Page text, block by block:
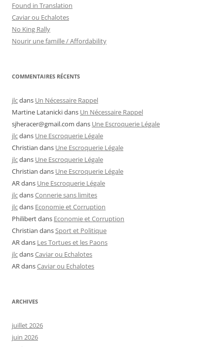
Found in Translation
Caviar ou Echalotes
No King Rally
Nourir une famille / Affordability
COMMENTAIRES RÉCENTS
jlcdans Un Nécessaire Rappel
Martine Latanickidans Un Nécessaire Rappel
sjheracer@gmail.com dans Une Escroquerie Légale
jlcdans Une Escroquerie Légale
Christian dans Une Escroquerie Légale
jlcdans Une Escroquerie Légale
Christian dans Une Escroquerie Légale
ARdans Une Escroquerie Légale
jlcdansConnerie sans limites
jlcdans Economie et Corruption
Philibertdans Economie et Corruption
Christian dansSport et Politique
ARdans Les Tortues et les Paons
jlcdansCaviar ou Echalotes
ARdansCaviar ou Echalotes
ARCHIVES
juillet 2026
juin 2026